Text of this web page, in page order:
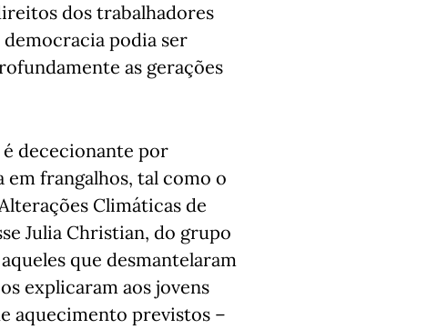
dos trabalhadores
podia ser
as gerações
dececionante por
frangalhos, tal como o
Climáticas de
Julia Christian, do grupo
que desmantelaram
explicaram aos jovens
aquecimento previstos –